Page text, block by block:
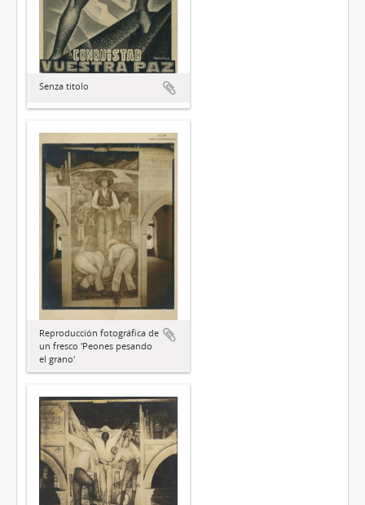
Senza titolo
Reproducción fotográfica de
un fresco 'Peones pesando
el grano'